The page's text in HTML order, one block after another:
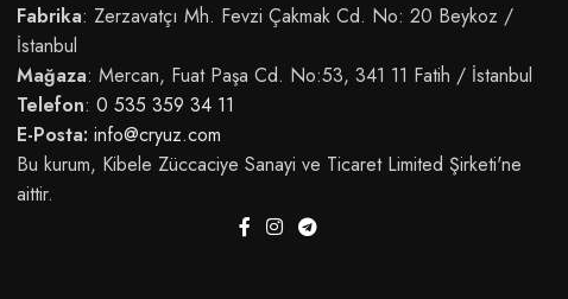
Fabrika: Zerzavatçı Mh. Fevzi Çakmak Cd. No: 20 Beykoz /
İstanbul
Mağaza: Mercan, Fuat Paşa Cd. No:53, 341 11 Fatih / İstanbul
Telefon: 0 535 359 34 11
E-Posta: info@cryuz.com
Bu kurum, Kibele Züccaciye Sanayi ve Ticaret Limited Şirketi'ne
aittir.